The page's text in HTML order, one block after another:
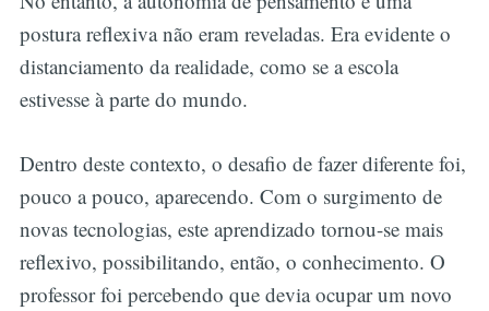
postura reflexiva não eram reveladas. Era evidente o
distanciamento da realidade, como se a escola
estivesse à parte do mundo.
Dentro deste contexto, o desafio de fazer diferente foi,
pouco a pouco, aparecendo. Com o surgimento de
novas tecnologias, este aprendizado tornou-se mais
reflexivo, possibilitando, então, o conhecimento. O
professor foi percebendo que devia ocupar um novo